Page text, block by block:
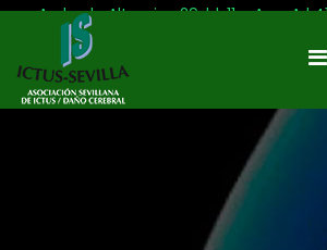
Avda. de Altamira, 29, bl. 11 – Acc. A |
954 513 999